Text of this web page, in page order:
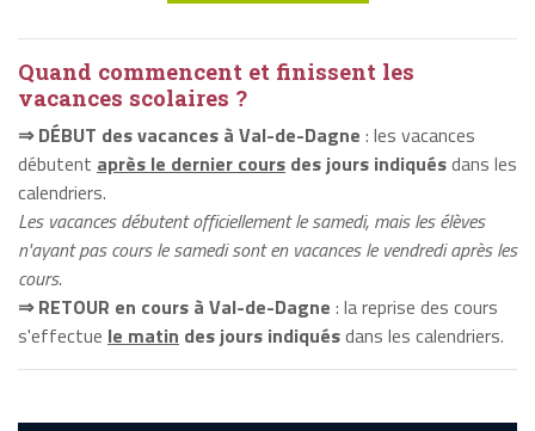
Quand commencent et finissent les
vacances scolaires ?
⇒ DÉBUT des vacances à Val-de-Dagne : les vacances
débutent après le dernier cours des jours indiquésdans les
calendriers.
Les vacances débutent officiellement le samedi, mais les élèves
n'ayant pas cours le samedi sont en vacances le vendredi après les
cours.
⇒ RETOUR en cours à Val-de-Dagne : la reprise des cours
s'effectue le matin des jours indiquésdans les calendriers.